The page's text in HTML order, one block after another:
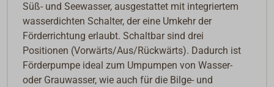
Süß- und Seewasser, ausgestattet mit integriertem
wasserdichten Schalter, der eine Umkehr der
Förderrichtung erlaubt. Schaltbar sind drei
Positionen (Vorwärts/Aus/Rückwärts). Dadurch ist
Förderpumpe ideal zum Umpumpen von Wasser-
oder Grauwasser, wie auch für die Bilge- und